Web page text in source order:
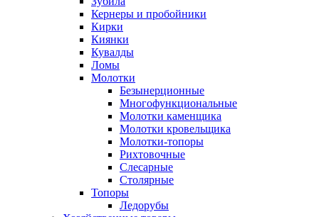
Кернеры и пробойники
Кирки
Киянки
Кувалды
Ломы
Молотки
Безынерционные
Многофункциональные
Молотки каменщика
Молотки кровельщика
Молотки-топоры
Рихтовочные
Слесарные
Столярные
Топоры
Ледорубы